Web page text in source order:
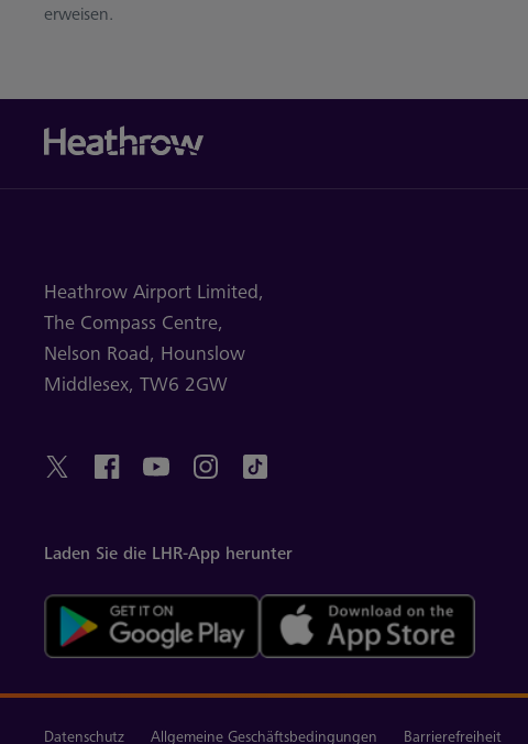
erweisen.
Heathrow Airport Limited,
The Compass Centre,
Nelson Road, Hounslow
Middlesex, TW6 2GW
Laden Sie die LHR-App herunter
Datenschutz Allgemeine Geschäftsbedingungen Barrierefreiheit